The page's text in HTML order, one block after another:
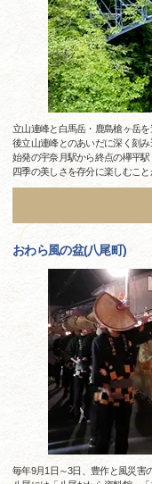
立山連峰と白馬岳・鹿島槍ヶ岳を
後立山連峰とのあいだに深く刻み
始発の宇奈月駅から終点の欅平駅
四季の美しさを存分に楽しむこと
おわら風の盆(八尾町)
毎年9月1日～3日、豊作と風災害